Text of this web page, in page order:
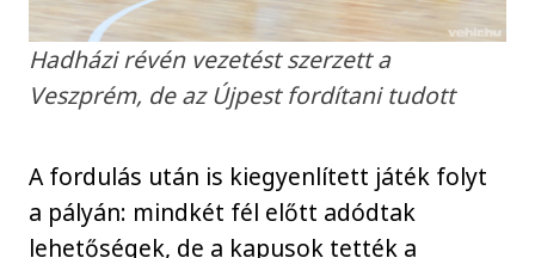
Hadházi révén vezetést szerzett a
Veszprém, de az Újpest fordítani tudott
A fordulás után is kiegyenlített játék folyt
a pályán: mindkét fél előtt adódtak
lehetőségek, de a kapusok tették a